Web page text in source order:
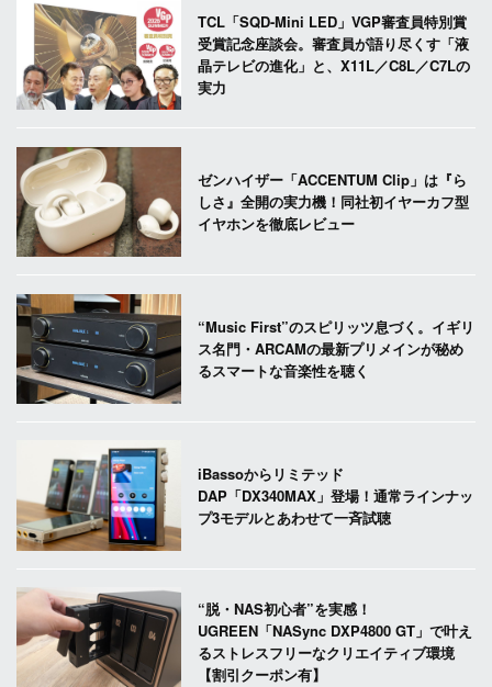
TCL「SQD-Mini LED」VGP審査員特別賞
受賞記念座談会。審査員が語り尽くす「液
晶テレビの進化」と、X11L／C8L／C7Lの
実力
ゼンハイザー「ACCENTUM Clip」は『ら
しさ』全開の実力機！同社初イヤーカフ型
イヤホンを徹底レビュー
“Music First”のスピリッツ息づく。イギリ
ス名門・ARCAMの最新プリメインが秘め
るスマートな音楽性を聴く
iBassoからリミテッド
DAP「DX340MAX」登場！通常ラインナッ
プ3モデルとあわせて一斉試聴
“脱・NAS初心者”を実感！
UGREEN「NASync DXP4800 GT」で叶え
るストレスフリーなクリエイティブ環境
【割引クーポン有】